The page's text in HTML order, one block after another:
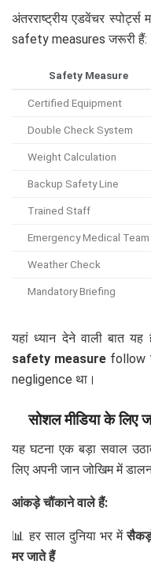
अंतरराष्ट्रीय एडवेंचर
safety measures जरूरी हैं:
Safety Measure
Certified Equipment
Double Check System
Weight Calculation
Backup Safety Line
Trained Staff
Emergency Medical Team
Weather Check
Mandatory Briefing
यहां ध्यान देने वाली बात
safety measure follow
negligence था।
सोशल मीडिया के लिए
यह घटना एक बड़ा सवाल
लिए अपनी जान जोखिम में
आंकड़े चौंकाने वाले हैं:
📊 हर साल दुनिया भर में
मर जाते हैं